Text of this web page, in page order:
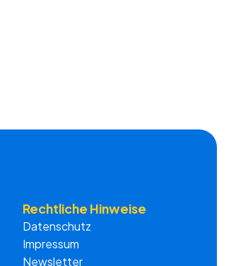
Rechtliche Hinweise
Datenschutz
Impressum
Newsletter